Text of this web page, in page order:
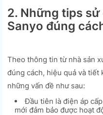
2. Những tips
Sanyo đúng
Theo thông tin từ nhà sản
đúng cách, hiệu quả và tiết
những vấn đề như sau:
Đầu tiên là điện áp
mới đảm bảo được hoạt